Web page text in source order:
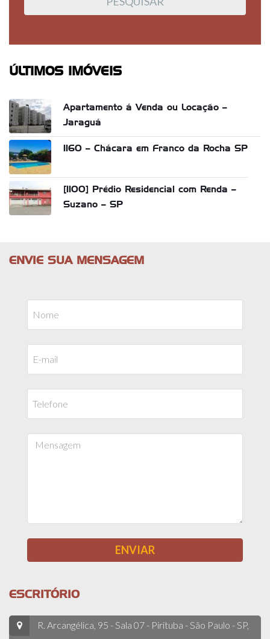
ÚLTIMOS IMÓVEIS
Apartamento á Venda ou Locação –
Jaraguá
1160 – Chácara em Franco da Rocha SP
[1100] Prédio Residencial com Renda –
Suzano – SP
ENVIE SUA MENSAGEM
ESCRITÓRIO
R. Arcangélica, 95 - Sala 07 - Pirituba - São Paulo - SP,